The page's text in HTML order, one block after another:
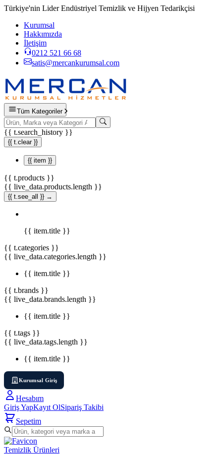
Türkiye'nin Lider Endüstriyel Temizlik ve Hijyen Tedarikçisi
Kurumsal
Hakkımızda
İletişim
0212 521 66 68
satis@mercankurumsal.com
Tüm Kategoriler
{{ t.search_history }}
{{ t.clear }}
{{ item }}
{{ t.products }}
{{ live_data.products.length }}
{{ t.see_all }} →
{{ item.title }}
{{ t.categories }}
{{ live_data.categories.length }}
{{ item.title }}
{{ t.brands }}
{{ live_data.brands.length }}
{{ item.title }}
{{ t.tags }}
{{ live_data.tags.length }}
{{ item.title }}
Kurumsal Giriş
Hesabım
Giriş YapKayıt OlSipariş Takibi
Sepetim
Temizlik Ürünleri